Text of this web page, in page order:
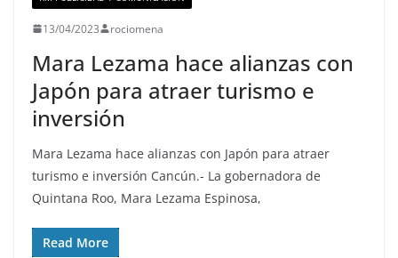
13/04/2023 rociomena
Mara Lezama hace alianzas con
Japón para atraer turismo e
inversión
Mara Lezama hace alianzas con Japón para atraer
turismo e inversión Cancún.- La gobernadora de
Quintana Roo, Mara Lezama Espinosa,
Read More